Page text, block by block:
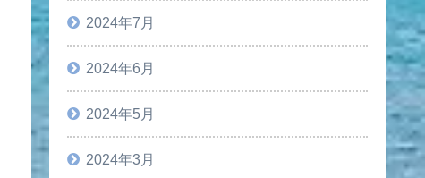
2024年7月
2024年6月
2024年5月
2024年3月